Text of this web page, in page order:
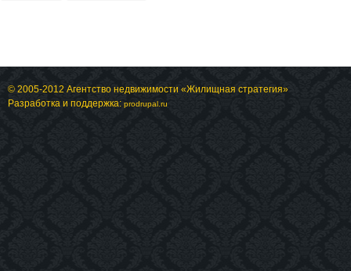
© 2005-2012 Агентство недвижимости «Жилищная стратегия»
Разработка и поддержка: prodrupal.ru